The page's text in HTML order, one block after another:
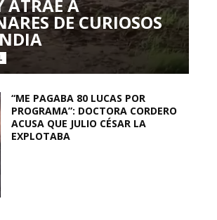
ATRAE A
DE CURIOSOS
“ME PAGABA 80 LUCAS POR
PROGRAMA”: DOCTORA CORDERO
ACUSA QUE JULIO CÉSAR LA
EXPLOTABA